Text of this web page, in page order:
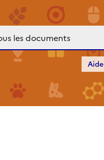
Aide